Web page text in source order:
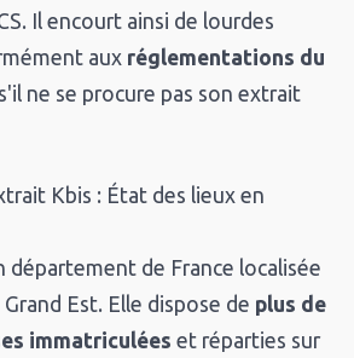
Il encourt ainsi de lourdes
aux réglementations du
s'il ne se procure pas son extrait
Kbis : État des lieux en
département de France localisée
Est. Elle dispose de plus de
immatriculées et réparties sur